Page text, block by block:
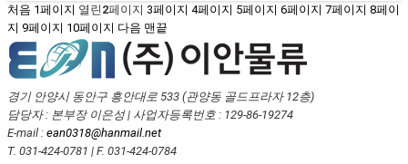
처음 1페이지 열린 2페이지 3페이지 4페이지 5페이지 6페이지 7페이지 8페이
지 9페이지 10페이지 다음 맨끝
경기 안양시 동안구 흥안대로 533 (관양동 골드프라자 12층)
담당자 : 본부장 이은성 | 사업자등록번호 : 129-86-19274
E-mail : ean0318@hanmail.net
T. 031-424-0781 | F. 031-424-0784